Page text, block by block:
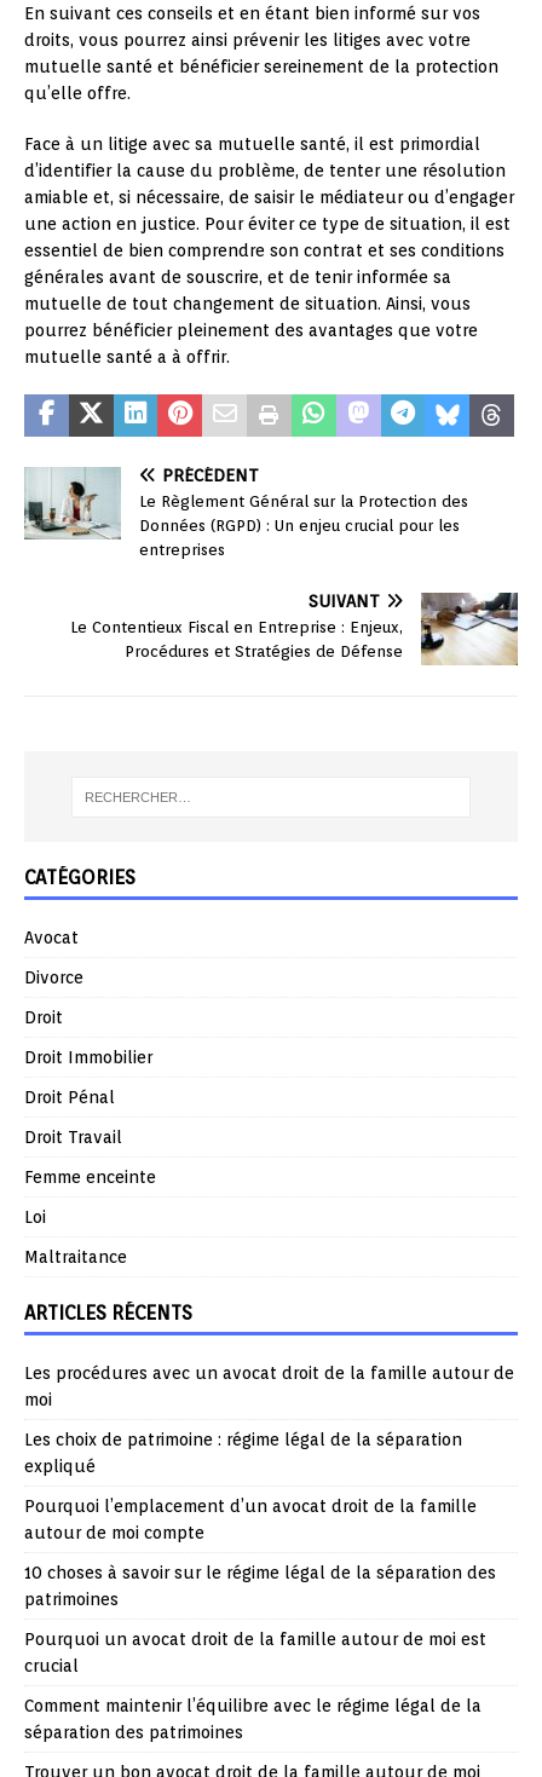
En suivant ces conseils et en étant bien informé sur vos
droits, vous pourrez ainsi prévenir les litiges avec votre
mutuelle santé et bénéficier sereinement de la protection
qu’elle offre.
Face à un litige avec sa mutuelle santé, il est primordial
d’identifier la cause du problème, de tenter une résolution
amiable et, si nécessaire, de saisir le médiateur ou d’engager
une action en justice. Pour éviter ce type de situation, il est
essentiel de bien comprendre son contrat et ses conditions
générales avant de souscrire, et de tenir informée sa
mutuelle de tout changement de situation. Ainsi, vous
pourrez bénéficier pleinement des avantages que votre
mutuelle santé a à offrir.
PRÉCÉDENT
Le Règlement Général sur la Protection des
Données (RGPD) : Un enjeu crucial pour les
entreprises
SUIVANT
Le Contentieux Fiscal en Entreprise : Enjeux,
Procédures et Stratégies de Défense
CATÉGORIES
Avocat
Divorce
Droit
Droit Immobilier
Droit Pénal
Droit Travail
Femme enceinte
Loi
Maltraitance
ARTICLES RÉCENTS
Les procédures avec un avocat droit de la famille autour de
moi
Les choix de patrimoine : régime légal de la séparation
expliqué
Pourquoi l’emplacement d’un avocat droit de la famille
autour de moi compte
10 choses à savoir sur le régime légal de la séparation des
patrimoines
Pourquoi un avocat droit de la famille autour de moi est
crucial
Comment maintenir l’équilibre avec le régime légal de la
séparation des patrimoines
Trouver un bon avocat droit de la famille autour de moi